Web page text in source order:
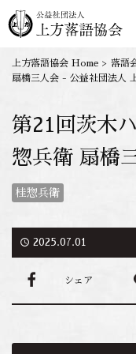
上方落語協会 Home > 落語
扇橋三人会 - 公益社団法人
第21回茨木
惣兵衛 扇橋
桂惣兵衛
access_time 2025.07.01
シェア